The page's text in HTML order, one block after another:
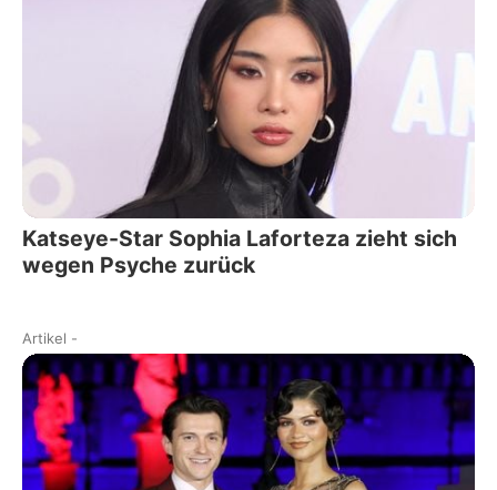
Katseye-Star Sophia Laforteza zieht sich
wegen Psyche zurück
Artikel -